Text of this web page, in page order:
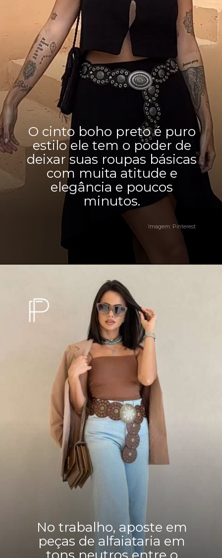
O cinto boho preto é puro
estilo ele tem o poder de
deixar suas roupas básicas
com muita atitude e
elegância e poucos
minutos.
Imagem: Pinterest
No trabalho, aposte em
peças de alfaiataria em